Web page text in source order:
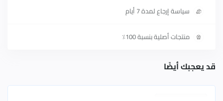
سياسة إرجاع لمدة 7 أيام
منتجات أصلية بنسبة 100٪
قد يعجبك أيضًا